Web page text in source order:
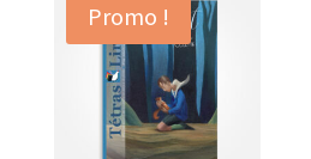
Promo !